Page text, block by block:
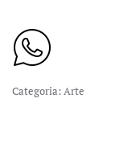
Categoria: Arte